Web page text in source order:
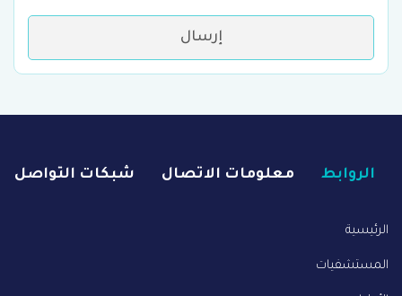
إرسال
الروابط معلومات الاتصال شبكات التواصل
الرئيسية
المستشفيات